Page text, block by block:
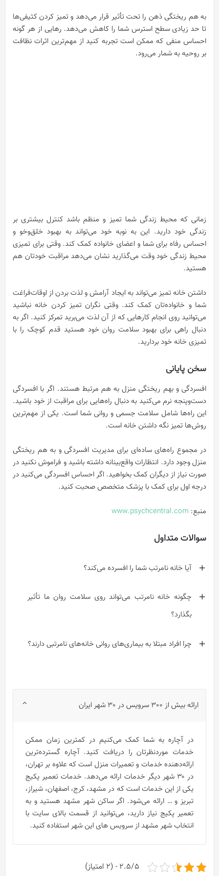
به هم ریختگی ذهن را تحت تأثیر قرار می‌دهد و تمیز کردن کثیفی‌ها
تا حد زیادی سطح استرس شما را کاهش می‌دهد. رهایی از هر گونه
احساس منفی که ممکن است تجربه کنید از مهم‌ترین اثرات نظافت
بر روحیه به شمار می‌رود.
زمانی که محیط زندگی شما تمیز و منظم باشد کنترل بیشتری بر
زندگی خود دارید. این به نوبه خود می‌تواند به بهبود خلق‌وخو و
احساس رفاه برای شما و اعضای خانواده کمک کند. وقتی برای تمیزی
محیط زندگی خود وقت می‌گذارید نشان می‌دهد مراقبت خودتان هم
هستید.
داشتن خانه تمیز می‌تواند به ایجاد آرامش و لذت بردن از اوقات‌فراغت
شما و خانواده‌تان کمک کند. وقتی نگران تمیز کردن خانه نباشید
می‌توانید روی انجام کارهایی که از آن لذت می‌برید تمرکز کنید. اگر به
دنبال راهی برای بهبود سلامت روان خود هستید قدم کوچک را با
تمیزی خانه خود بردارید.
سخن پایانی
افسردگی و بهم ریختگی منزل به هم مرتبط هستند. اگر با افسردگی
دست‌وپنجه نرم می‌کنید به دنبال راه‌هایی برای مراقبت از خود باشید.
این راه‌ها شامل سلامت جسمی و روانی شما است. یکی از مهم‌ترین
روش‌ها تمیز نگه داشتن خانه است.
در مجموع راه‌های ساده‌ای برای مدیریت‌ افسردگی و به هم ریختگی
منزل وجود دارد. انتظارات واقع‌بینانه داشته باشید و فراموش نکنید در
صورت نیاز از دیگران کمک بخواهید. اگر احساس افسردگی می‌کنید در
درجه اول برای کمک با پزشک متخصص صحبت کنید.
منبع: www.psychcentral.com
سوالات متداول
آیا خانه نامرتب شما را افسرده می‌کند؟
چگونه خانه نامرتب می‌تواند روی سلامت روان ما تأثیر
بگذارد؟
چرا افراد مبتلا به بیماری‌های روانی خانه‌های نامرتبی دارند؟
ارائه بیش از 300 سرویس در 30 شهر ایران
در آچاره به شما کمک می‌کنیم در کمترین زمان ممکن
خدمات موردنظرتان را دریافت کنید. آچاره گسترده‌ترین
ارائه‌دهنده خدمات و تعمیرات منزل است که علاوه بر تهران،
در ۳۰ شهر دیگر خدمات ارائه می‌دهد. خدمات تعمیر پکیج
یکی از این خدمات است که در مشهد، کرج،‌ اصفهان، شیراز،‌
تبریز و … ارائه می‌شود. اگر ساکن شهر مشهد هستید و به
تعمیر پکیج نیاز دارید، می‌توانید از قسمت بالای سایت با
انتخاب شهر مشهد از سرویس های این شهر استفاده کنید.
2.5/5 - (2 امتیاز)